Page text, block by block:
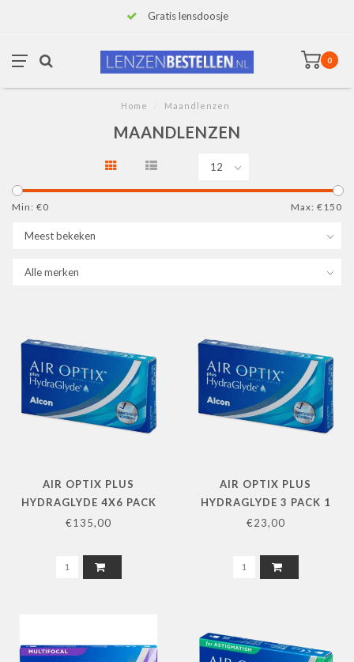
Gratis lensdoosje
0
Home Maandlenzen
MAANDLENZEN
Min: €0 Max: €150
AIR OPTIX PLUS
HYDRAGLYDE 4X6 PACK
€135,00
AIR OPTIX PLUS
HYDRAGLYDE 3 PACK 1
STERKTE
€23,00